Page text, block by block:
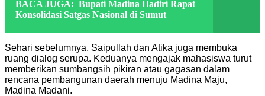
BACA JUGA: Bupati Madina Hadiri Rapat
Konsolidasi Satgas Nasional di Sumut
Sehari sebelumnya, Saipullah dan Atika juga membuka
ruang dialog serupa. Keduanya mengajak mahasiswa turut
memberikan sumbangsih pikiran atau gagasan dalam
rencana pembangunan daerah menuju Madina Maju,
Madina Madani.